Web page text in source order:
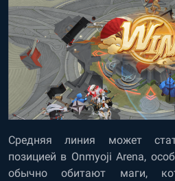
Средняя линия может
позицией в Onmyoji Arena,
обычно обитают маги,